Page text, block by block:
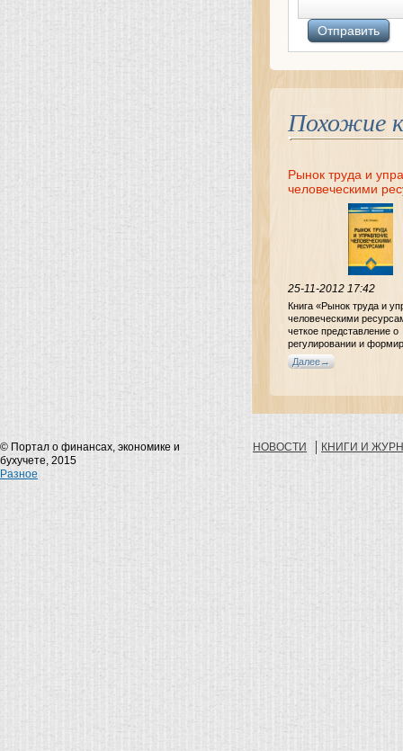
Похожие
Рынок труда и
человеческими
– Людмила Ильина
25-11-2012 17:42
Книга «Рынок труда и
человеческими
четкое представление о
регулировании и
рынка труда, как
динамичной системы
связанных с
принципов (конкуренции,
предложений и спроса).
Далее
© Портал о финансах, экономике и
бухучете, 2015
Разное
НОВОСТИ КНИГИ И